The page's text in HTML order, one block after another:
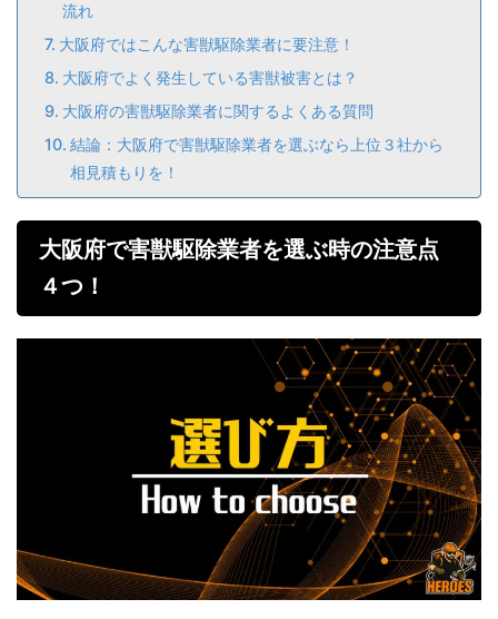
流れ
大阪府ではこんな害獣駆除業者に要注意！
大阪府でよく発生している害獣被害とは？
大阪府の害獣駆除業者に関するよくある質問
結論：大阪府で害獣駆除業者を選ぶなら上位３社から
相見積もりを！
大阪府で害獣駆除業者を選ぶ時の注意点
４つ！